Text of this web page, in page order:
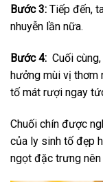
Bước 3: Tiếp đến,
nhuyễn lần nữa.
Bước 4: Cuối
hưởng mùi vị thơm
tố mát rượi ngay
Chuối chín được
của ly sinh tố đẹp
ngọt đặc trưng